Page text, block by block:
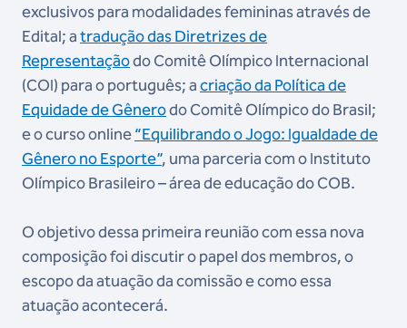
exclusivos para modalidades femininas através de
Edital; atradução das Diretrizes de
Representaçãodo Comitê Olímpico Internacional
(COI) para o português; acriação da Política de
Equidade de Gênerodo Comitê Olímpico do Brasil;
e o curso online“Equilibrando o Jogo: Igualdade de
Gênero no Esporte”, uma parceria com o Instituto
Olímpico Brasileiro – área de educação do COB.
O objetivo dessa primeira reunião com essa nova
composição foi discutir o papel dos membros, o
escopo da atuação da comissão e como essa
atuação acontecerá.